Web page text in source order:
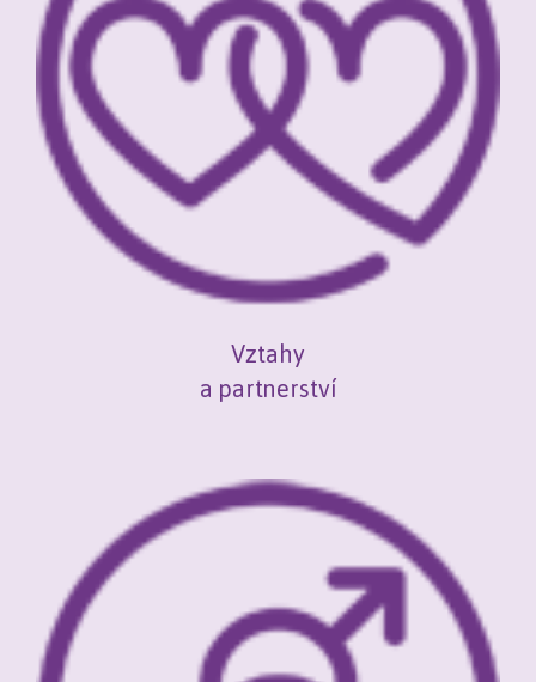
Vztahy
a partnerství